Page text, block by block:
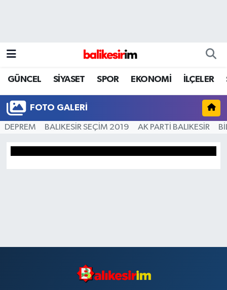
GÜNCEL SİYASET SPOR EKONOMİ İLÇELER
FOTO GALERI
DEPREM BALIKESİR SEÇİM 2019 AK PARTİ BALIKESİR